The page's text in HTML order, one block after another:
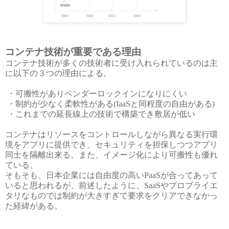
コンテナ技術が重要である理由
コンテナ技術が多くの技術者に受け入れられているのは主
に以下の３つの理由による。
・可搬性がありベンダーロックインになりにくい
・制約が少なく柔軟性がある(IaaSと同程度の自由がある)
・これまでの延長線上の技術で構築でき敷居が低い
コンテナはリソースをコントロールしながら異なる実行環
境をアプリに提供でき、セキュリティを担保しつつアプリ
同士を隔離出来る。また、イメージ化により可搬性も優れ
ている。
そもそも、日本企業には自由度の高いPaaSが合ってあって
いると思われるが、前述したように、SaaSやプロプライエ
タリなものでは制約が大きすぎて要求をクリアできなかっ
た経緯がある。